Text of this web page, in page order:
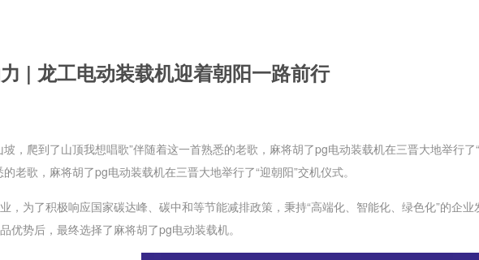
| 龙工电动装载机迎着朝阳一路前行
，爬到了山顶我想唱歌”伴随着这一首熟悉的老歌， 麻将胡了pg电动装载机在三晋大地举行
老歌， 麻将胡了pg电动装载机在三晋大地举行了“迎朝阳”交机仪式。
，为了积极响应国家碳达峰、碳中和等节能减排政策，秉持“高端化、智能化、绿色化”的企
优势后，最终选择了麻将胡了pg电动装载机。